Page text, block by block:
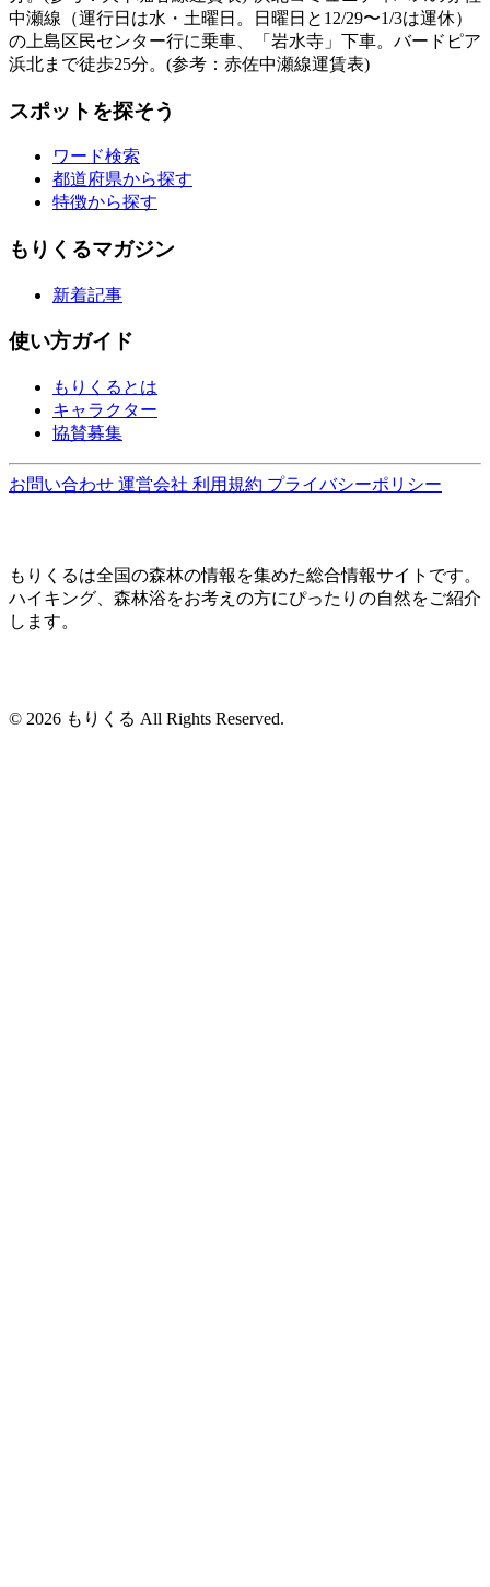
中瀬線（運行日は水・土曜日。日曜日と12/29〜1/3は運休）
の上島区民センター行に乗車、「岩水寺」下車。バードピア
浜北まで徒歩25分。(参考：赤佐中瀬線運賃表)
スポットを探そう
ワード検索
都道府県から探す
特徴から探す
もりくるマガジン
新着記事
使い方ガイド
もりくるとは
キャラクター
協賛募集
お問い合わせ 運営会社 利用規約 プライバシーポリシー
もりくるは全国の森林の情報を集めた総合情報サイトです。
ハイキング、森林浴をお考えの方にぴったりの自然をご紹介
します。
© 2026 もりくる All Rights Reserved.